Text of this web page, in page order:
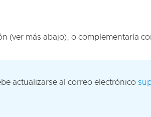
(ver más abajo), o complementarla
actualizarse al correo electrónico